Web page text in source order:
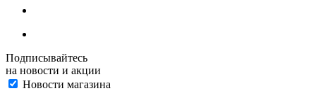
Подписывайтесь
на новости и акции
Новости магазина